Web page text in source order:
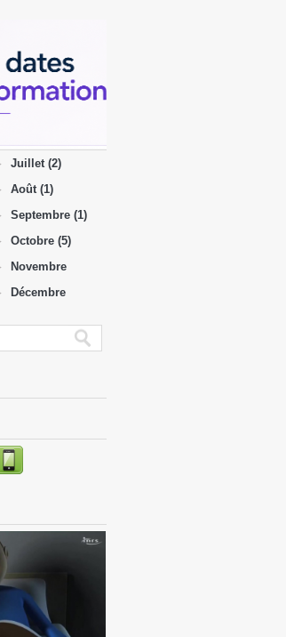
Juillet (2)
Août (1)
Septembre (1)
Octobre (5)
Novembre
Décembre